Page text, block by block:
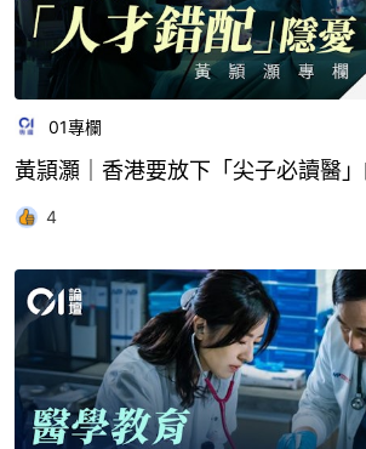
01專欄
黃頴灝｜香港要放下「尖子必讀醫
4